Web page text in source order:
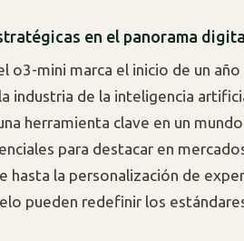
en el panorama
o3-mini marca el inicio de un
industria de la inteligencia
herramienta clave en un
para destacar en
hasta la personalización de
pueden redefinir los